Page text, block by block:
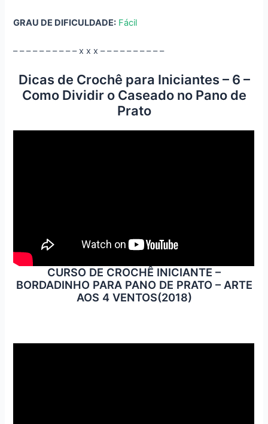
GRAU DE DIFICULDADE: Fácil
– – – – – – – – – – x x x – – – – – – – – – –
Dicas de Crochê para Iniciantes – 6 –
Como Dividir o Caseado no Pano de
Prato
CURSO DE CROCHÊ INICIANTE –
BORDADINHO PARA PANO DE PRATO – ARTE
AOS 4 VENTOS(2018)